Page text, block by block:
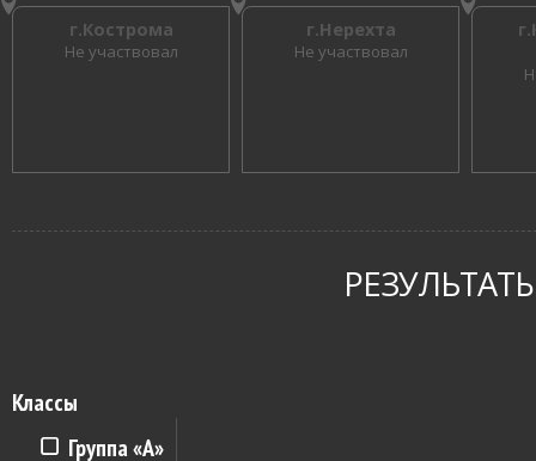
г.Кострома
Не участвовал
г.Нерехта
Не участвовал
Классы
Группа «A»